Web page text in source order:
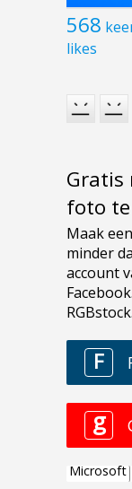
568
likes
Gratis
foto